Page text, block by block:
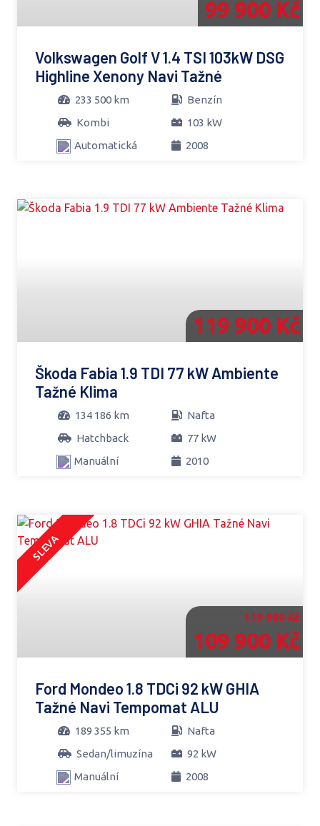
99 900 Kč
Volkswagen Golf V 1.4 TSI 103kW DSG
Highline Xenony Navi Tažné
233 500 km
Benzín
Kombi
103 kW
Automatická
2008
119 900 Kč
Škoda Fabia 1.9 TDI 77 kW Ambiente
Tažné Klima
134 186 km
Nafta
Hatchback
77 kW
Manuální
2010
SLEVA
119 900 Kč
109 900 Kč
Ford Mondeo 1.8 TDCi 92 kW GHIA
Tažné Navi Tempomat ALU
189 355 km
Nafta
Sedan/limuzína
92 kW
Manuální
2008